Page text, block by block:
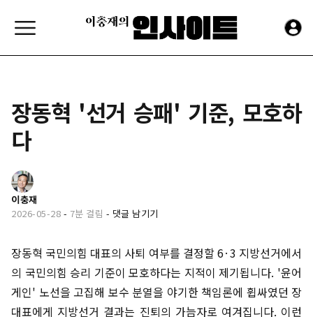
장동혁 '선거 승패' 기준, 모호하
다
이충재
2026-05-28 - 7분 걸림 - 댓글 남기기
장동혁 국민의힘 대표의 사퇴 여부를 결정할 6·3 지방선거에서
의 국민의힘 승리 기준이 모호하다는 지적이 제기됩니다. '윤어
게인' 노선을 고집해 보수 분열을 야기한 책임론에 휩싸였던 장
대표에게 지방선거 결과는 진퇴의 가늠자로 여겨집니다. 이런